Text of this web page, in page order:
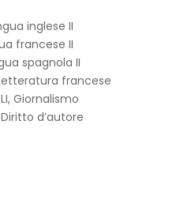
inglese II
francese II
spagnola II
Letteratura francese
Giornalismo
Diritto d’autore